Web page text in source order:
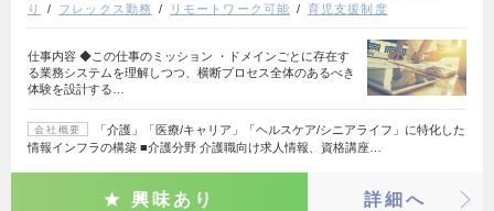
り
フレックス勤務 リモートワーク可能 育児支援制度
仕事内容 ◆この仕事のミッション ・ドメインごとに存在す
る業務システムを理解しつつ、横断プロセス全体のあるべき
体験を設計する…
会社概要
「介護」「医療/キャリア」「ヘルスケア/シニアライフ」に特化した
情報インフラの構築 ■介護分野 介護職向け求人情報、資格講座…
興味あり 詳細へ